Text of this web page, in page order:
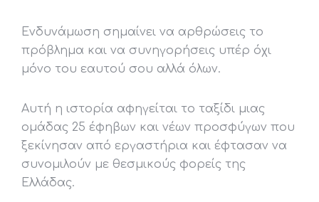
Ενδυνάμωση σημαίνει να αρθρώσεις το
πρόβλημα και να συνηγορήσεις υπέρ όχι
μόνο του εαυτού σου αλλά όλων.
Αυτή η ιστορία αφηγείται το ταξίδι μιας
ομάδας 25 έφηβων και νέων προσφύγων που
ξεκίνησαν από εργαστήρια και έφτασαν να
συνομιλούν με θεσμικoύς φορείς της
Ελλάδας.